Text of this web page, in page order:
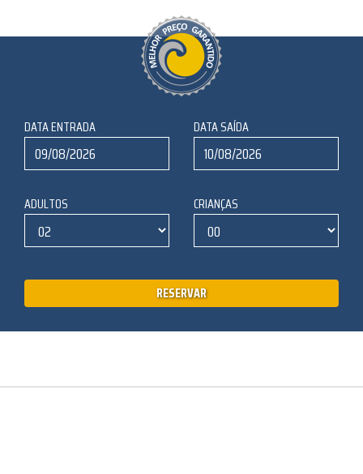
DATA ENTRADA DATA SAÍDA
ADULTOS CRIANÇAS
RESERVAR